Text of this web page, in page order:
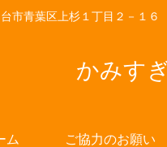
市青葉区上杉１丁目２－１
かみす
ム ご協力のお願い